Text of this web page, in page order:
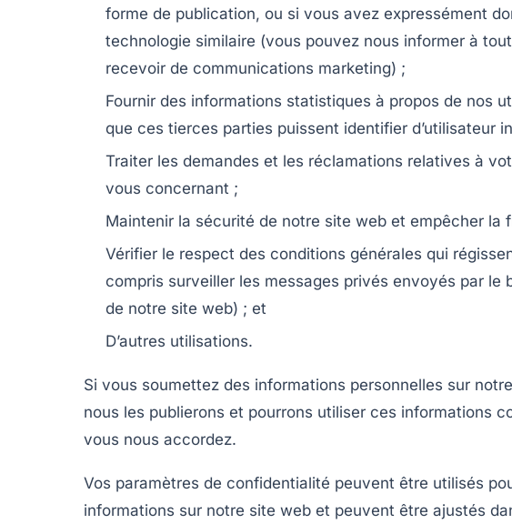
forme de publication, ou si vous avez expressément
technologie similaire (vous pouvez nous informer à
recevoir de communications marketing) ;
Fournir des informations statistiques à propos de nos
que ces tierces parties puissent identifier d’utilisateur
Traiter les demandes et les réclamations relatives à
vous concernant ;
Maintenir la sécurité de notre site web et empêcher la
Vérifier le respect des conditions générales qui
compris surveiller les messages privés envoyés par le
de notre site web) ; et
D’autres utilisations.
Si vous soumettez des informations personnelles sur
nous les publierons et pourrons utiliser ces informations
vous nous accordez.
Vos paramètres de confidentialité peuvent être utilisés
informations sur notre site web et peuvent être ajustés